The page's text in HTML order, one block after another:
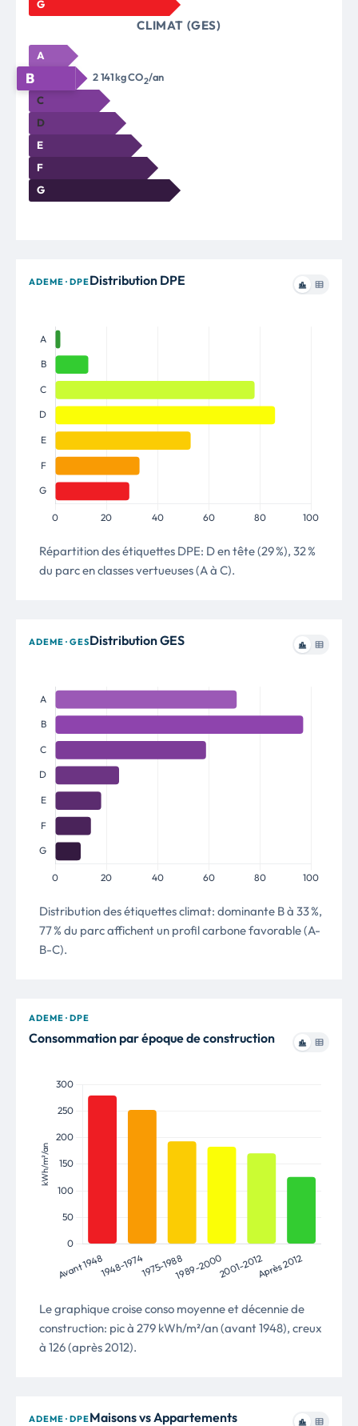
G
CLIMAT (GES)
A
B 2 141 kg CO2/an
C
D
E
F
G
ADEME · DPEDistribution DPE
Répartition des étiquettes DPE: D en tête (29 %), 32 %
du parc en classes vertueuses (A à C).
ADEME · GESDistribution GES
Distribution des étiquettes climat: dominante B à 33 %,
77 % du parc affichent un profil carbone favorable (A-
B-C).
ADEME · DPE
Consommation par époque de construction
Le graphique croise conso moyenne et décennie de
construction: pic à 279 kWh/m²/an (avant 1948), creux
à 126 (après 2012).
ADEME · DPEMaisons vs Appartements